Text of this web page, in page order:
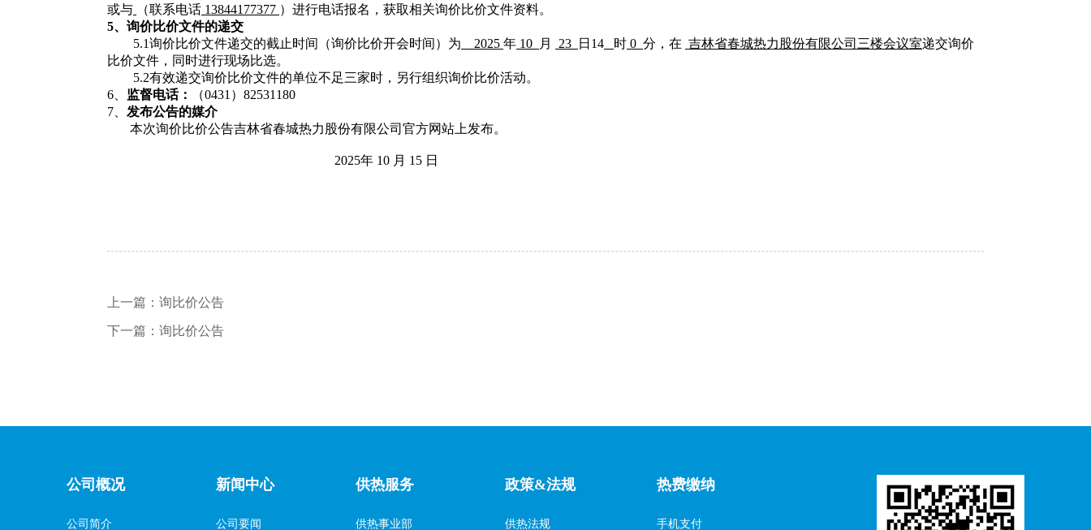
或与
（联系电话 13844177377 ）进行电话报名，获取相关询价比价文件资料。
5、 询价比价文件的递交
5.1询价比价文件递交的截止时间（询价比价开会时间）为
2025 年 10 月 23 日 14 时 0 分， 在 吉林省春城热力股份有限公司三楼会议室递交询价
比价文件，同时进行现场比选。
5.2有效递交询价比价文件的单位不足三家时，另行组织询价比价活动。
6、 监督电话： （0431）82531180
7、 发布公告的媒介
本次询价比价公告吉林省春城热力股份有限公司官方网站上发布。
2025年 10 月 15 日
上一篇： 询比价公告
下一篇： 询比价公告
公司概况
公司简介
新闻中心
公司要闻
供热服务
供热事业部
政策&法规
供热法规
热费缴纳
手机支付